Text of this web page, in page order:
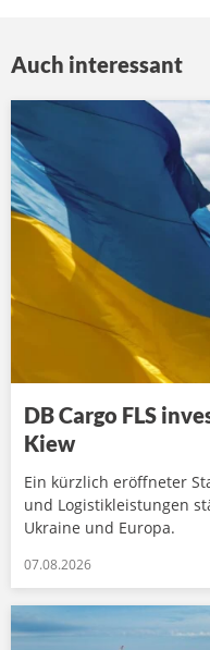
Auch interessant
DB Cargo FLS
Kiew
Ein kürzlich eröffneter
und Logistikleistungen
Ukraine und Europa.
07.08.2026